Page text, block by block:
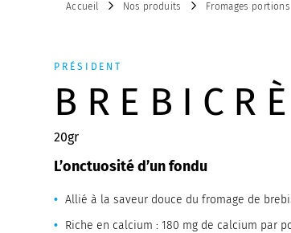
Accueil Nos produits Fromages portions
PRÉSIDENT
20gr
L’onctuosité d’un fondu
Allié à la saveur douce du fromage de
Riche en calcium : 180 mg de calcium par